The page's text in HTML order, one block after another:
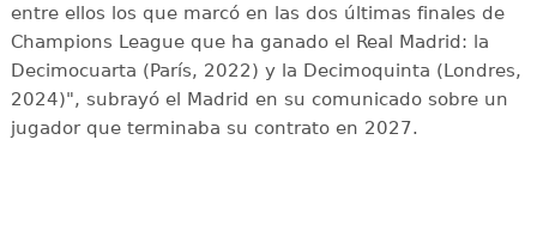
entre ellos los que marcó en las dos últimas finales de
Champions League que ha ganado el Real Madrid: la
Decimocuarta (París, 2022) y la Decimoquinta (Londres,
2024)", subrayó el Madrid en su comunicado sobre un
jugador que terminaba su contrato en 2027.